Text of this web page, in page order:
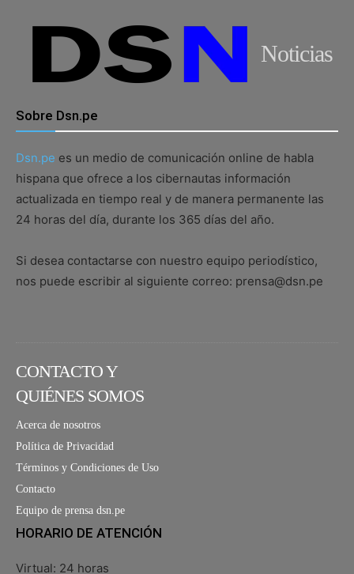
Noticias
Sobre Dsn.pe
Dsn.pe es un medio de comunicación online de habla
hispana que ofrece a los cibernautas información
actualizada en tiempo real y de manera permanente las
24 horas del día, durante los 365 días del año.
Si desea contactarse con nuestro equipo periodístico,
nos puede escribir al siguiente correo: prensa@dsn.pe
CONTACTO Y
QUIÉNES SOMOS
Acerca de nosotros
Política de Privacidad
Términos y Condiciones de Uso
Contacto
Equipo de prensa dsn.pe
HORARIO DE ATENCIÓN
Virtual: 24 horas